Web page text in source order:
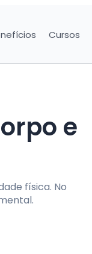
Cursos
e
física. No